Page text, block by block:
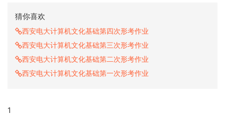
猜你喜欢
西安电大计算机文化基础第四次形考作业
西安电大计算机文化基础第三次形考作业
西安电大计算机文化基础第二次形考作业
西安电大计算机文化基础第一次形考作业
1